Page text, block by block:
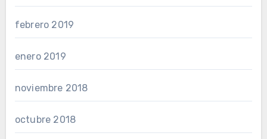
febrero 2019
enero 2019
noviembre 2018
octubre 2018